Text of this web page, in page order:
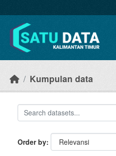
Kumpulan data
Order by